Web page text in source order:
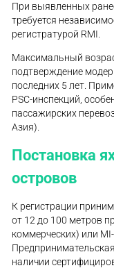
При выявленных
требуется
регистратурой RMI.
Максимальный
подтверждение
последних 5 лет.
PSC-инспекций,
пассажирских
Азия).
Постановка
островов
К регистрации
от 12 до 100 метров
коммерческих) или
наличии